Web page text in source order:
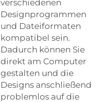
verschiedenen
Designprogrammen
und Dateiformaten
kompatibel sein.
Dadurch können Sie
direkt am Computer
gestalten und die
Designs anschließend
problemlos auf die